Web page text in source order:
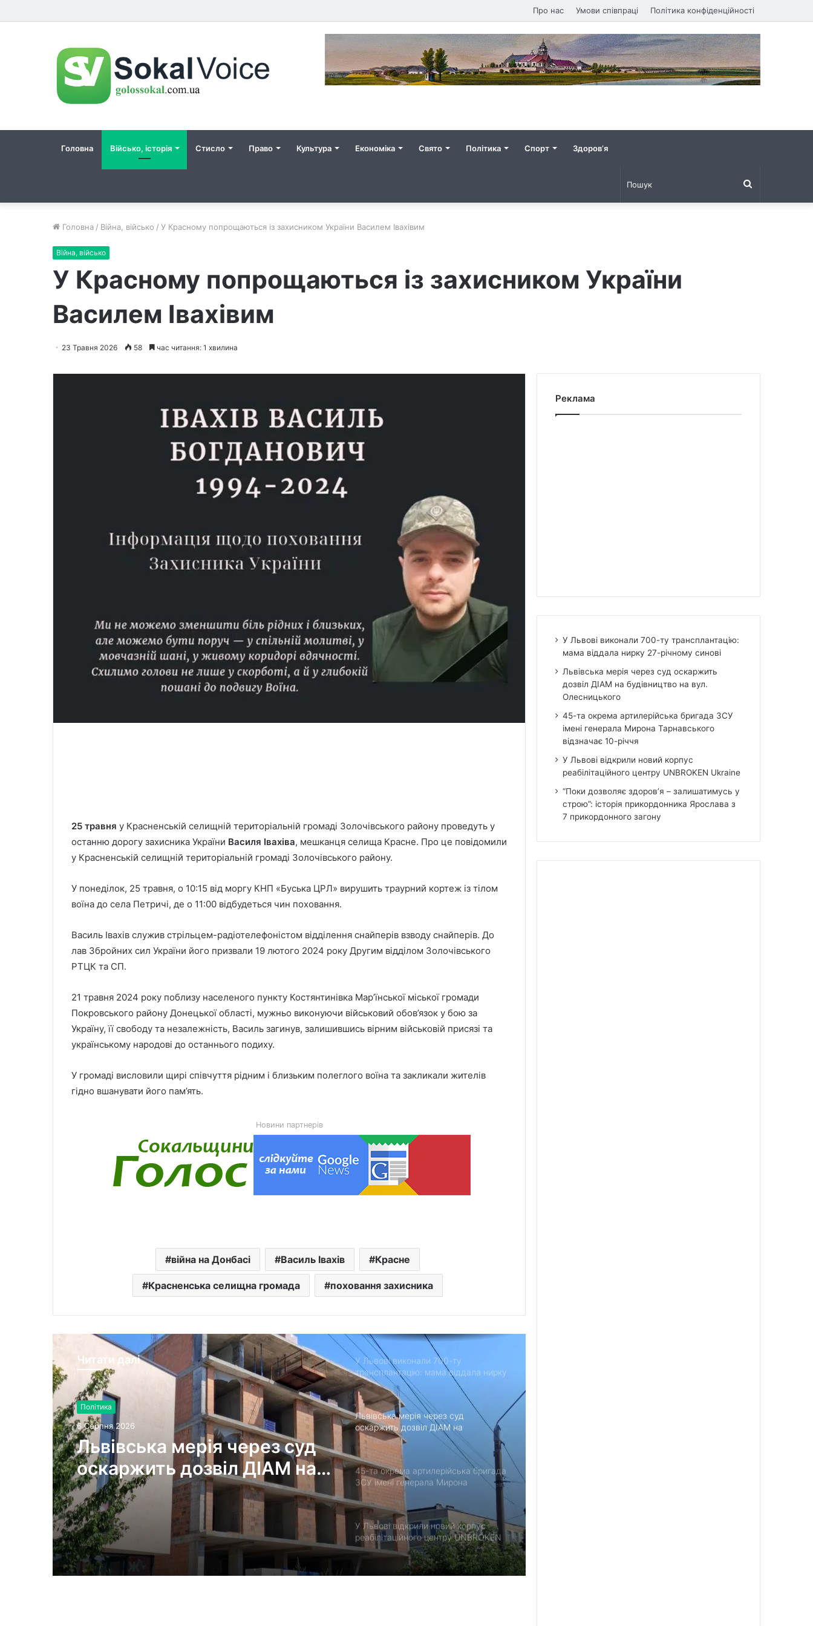
Про нас Умови співпраці Політика конфіденційності
Головна Військо, історія Стисло Право Культура Економіка Свято Політика Спорт Здоров’я
Головна / Війна, військо / У Красному попрощаються із захисником України Василем Івахівим
Війна, військо
У Красному попрощаються із захисником України
Василем Івахівим
23 Травня 2026 58 час читання: 1 хвилина
25 травня у Красненській селищній територіальній громаді Золочівського району проведуть у
останню дорогу захисника України Василя Івахіва, мешканця селища Красне. Про це повідомили
у Красненській селищній територіальній громаді Золочівського району.
У понеділок, 25 травня, о 10:15 від моргу КНП «Буська ЦРЛ» вирушить траурний кортеж із тілом
воїна до села Петричі, де о 11:00 відбудеться чин поховання.
Василь Івахів служив стрільцем-радіотелефоністом відділення снайперів взводу снайперів. До
лав Збройних сил України його призвали 19 лютого 2024 року Другим відділом Золочівського
РТЦК та СП.
21 травня 2024 року поблизу населеного пункту Костянтинівка Мар’їнської міської громади
Покровського району Донецької області, мужньо виконуючи військовий обов’язок у бою за
Україну, її свободу та незалежність, Василь загинув, залишившись вірним військовій присязі та
українському народові до останнього подиху.
У громаді висловили щирі співчуття рідним і близьким полеглого воїна та закликали жителів
гідно вшанувати його пам’ять.
Новини партнерів
війна на Донбасі Василь Івахів Красне
Красненська селищна громада поховання захисника
Читати далі
Політика
6 Серпня 2026
Львівська мерія через суд
оскаржить дозвіл ДІАМ на
будівництво на вул.
Олесницького
45-та окрема артилерійська бригада
ЗСУ імені генерала Мирона
Тарнавського відзначає 10-річчя
У Львові відкрили новий корпус
“Поки дозволяє здоров’я –
залишатимусь у строю”: історія
прикордонника Ярослава з 7
прикордонного загону
мораторій на російськомовний
У Львові виконали 700-ту
трансплантацію: мама віддала нирку
27-річному синові
Львівська мерія через суд
оскаржить дозвіл ДІАМ на
будівництво на вул. Олесницького
45-та окрема артилерійська бригада
ЗСУ імені генерала Мирона
Тарнавського відзначає 10-річчя
У Львові відкрили новий корпус
реабілітаційного центру UNBROKEN
Ukraine
Реклама
У Львові виконали 700-ту трансплантацію:
мама віддала нирку 27-річному синові
Львівська мерія через суд оскаржить
дозвіл ДІАМ на будівництво на вул.
Олесницького
45-та окрема артилерійська бригада ЗСУ
імені генерала Мирона Тарнавського
відзначає 10-річчя
У Львові відкрили новий корпус
реабілітаційного центру UNBROKEN Ukraine
“Поки дозволяє здоров’я – залишатимусь у
строю”: історія прикордонника Ярослава з
7 прикордонного загону